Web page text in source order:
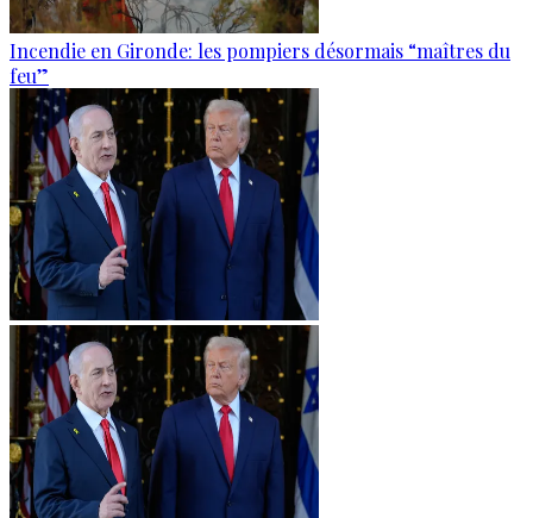
Incendie en Gironde: les pompiers désormais “maîtres du
feu”